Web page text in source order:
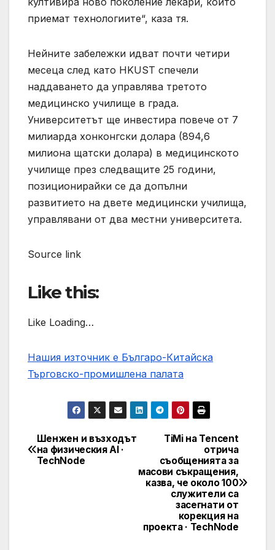
приемат технологиите“, каза тя.
Нейните забележки идват почти четири
месеца след като HKUST спечели
наддаването да управлява третото
медицинско училище в града.
Университетът ще инвестира повече от 7
милиарда хонконгски долара (894,6
милиона щатски долара) в медицинското
училище през следващите 25 години,
позиционирайки се да допълни
развитието на двете медицински училища,
управлявани от два местни университета.
Source link
Like this:
Like Loading…
Нашия източник е Българо-Китайска
Търговско-промишлена палaта
Post
navigation
TiMi на Tencent
отрича
съобщенията за
масови съкращения,
казва, че около 100
служители са
засегнати от
корекция на
проекта · TechNode
Шенжен и възходът
на физическия AI ·
TechNode